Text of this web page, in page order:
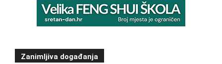
Zanimljiva događanja